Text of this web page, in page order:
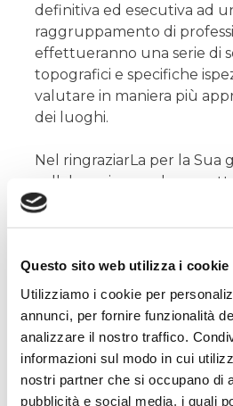
Questo sito web utilizza i cookie
Utilizziamo i cookie per
annunci, per fornire funzionalità
analizzare il nostro traffico.
informazioni sul modo in cui
nostri partner che si occupano di
pubblicità e social media, i quali
definitiva ed esecutiva ad
raggruppamento di
effettueranno una serie di
topografici e specifiche
valutare in maniera più
dei luoghi.
Nel ringraziarLa per la Sua
collaborazione nel
Professionisti l’accesso alle
permettere tali rilevazioni
una Sua collaborazione
informazioni di Sua
e/o possibile, la
scopo.
Confidando nel Suo spirito
ringraziandola per la Sua